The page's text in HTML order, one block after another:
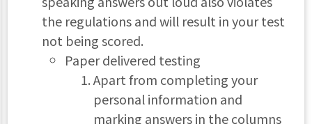
the regulations and will result in your test
not being scored.
Paper delivered testing
Apart from completing your
personal information and
marking answers in the columns